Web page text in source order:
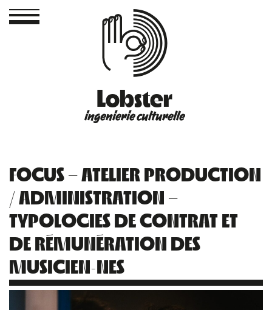
Lobster
ingenierie culturelle
FOCUS – ATELIER PRODUCTION
/ ADMINISTRATION –
TYPOLOGIES DE CONTRAT ET
DE RÉMUNÉRATION DES
MUSICIEN·NES